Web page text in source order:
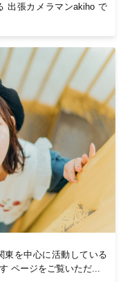
出張カメラマンakiho で
東を中心に活動している
ページをご覧いただ...